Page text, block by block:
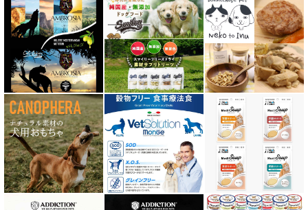
テラカニス ハーバルヒーローズ
トライバル TRIBAL
ナチュラルコード NATURAL CODE
ナチュラルハーベスト Natural Harvest
Nanki Japan ナンキジャパン
ニュートライプ NUTRIPE
ｐＨ バランス キャット ウォーター